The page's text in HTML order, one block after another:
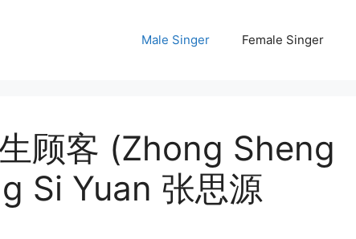
Male Singer Female Singer
顾客 (Zhong Sheng
Si Yuan 张思源